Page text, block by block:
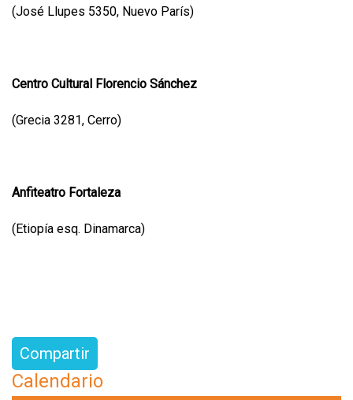
(José Llupes 5350, Nuevo París)
Centro Cultural Florencio Sánchez
(Grecia 3281, Cerro)
Anfiteatro Fortaleza
(Etiopía esq. Dinamarca)
Compartir
Calendario